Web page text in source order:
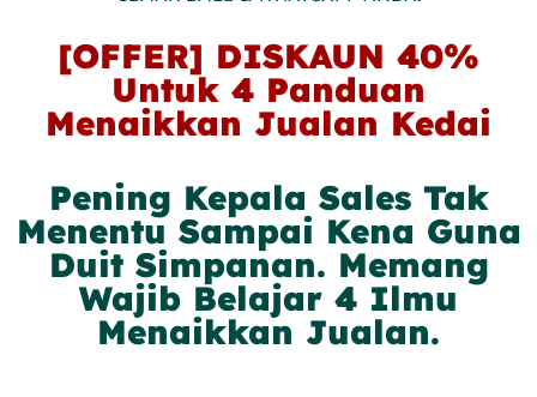
[OFFER] DISKAUN 40%
Untuk 4 Panduan
Menaikkan Jualan Kedai
Pening Kepala Sales Tak
Menentu Sampai Kena Guna
Duit Simpanan. Memang
Wajib Belajar 4 Ilmu
Menaikkan Jualan.